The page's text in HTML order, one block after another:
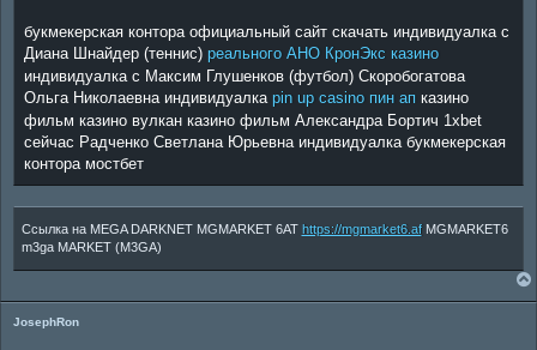
букмекерская контора официальный сайт скачать индивидуалка с
Диана Шнайдер (теннис) реального АНО КронЭкс казино
индивидуалка с Максим Глушенков (футбол) Скоробогатова
Ольга Николаевна индивидуалка pin up casino пин ап казино
фильм казино вулкан казино фильм Александра Бортич 1xbet
сейчас Радченко Светлана Юрьевна индивидуалка букмекерская
контора мостбет
Ссылка на MEGA DARKNET MGMARKET 6AT https://mgmarket6.afMGMARKET6
m3ga MARKET (M3GA)
JosephRon